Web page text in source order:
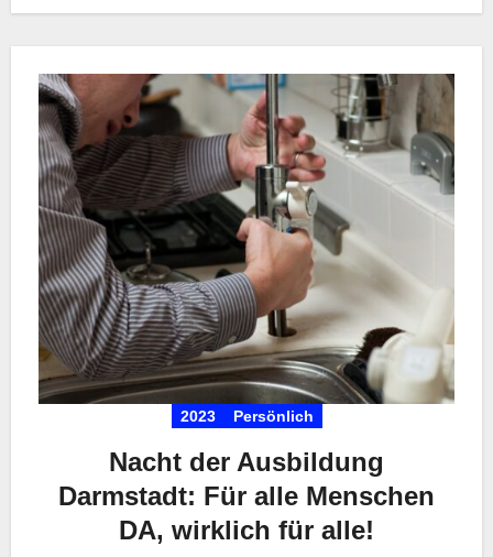
2023 Persönlich
Nacht der Ausbildung
Darmstadt: Für alle Menschen
DA, wirklich für alle!